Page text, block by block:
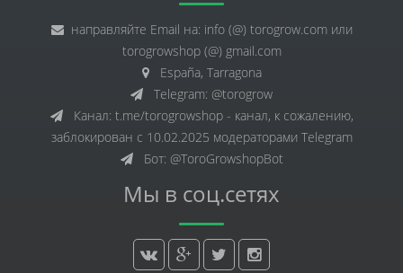
направляйте Email на: info (@) torogrow.com или
torogrowshop (@) gmail.com
España, Tarragona
Telegram: @torogrow
Канал: t.me/torogrowshop - канал, к сожалению,
заблокирован с 10.02.2025 модераторами Telegram
Бот: @ToroGrowshopBot
Мы в соц.сетях